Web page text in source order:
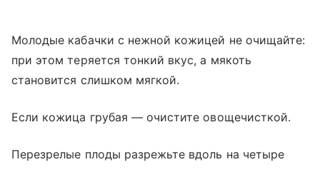
Молодые кабачки с нежной кожицей не очищайте:
при этом теряется тонкий вкус, а мякоть
становится слишком мягкой.
Если кожица грубая — очистите овощечисткой.
Перезрелые плоды разрежьте вдоль на четыре